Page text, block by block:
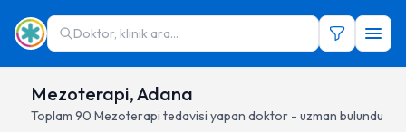
Doktor, klinik ara...
Mezoterapi, Adana
Toplam 90 Mezoterapi tedavisi yapan doktor - uzman bulundu